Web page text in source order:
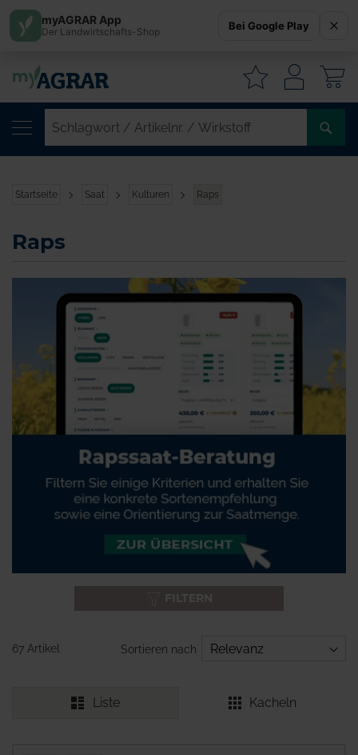
Startseite Saat Kulturen Raps
Raps
67 Artikel Sortieren nach
Liste Kacheln
myAGRAR App
Der Landwirtschafts-Shop Bei Google Play